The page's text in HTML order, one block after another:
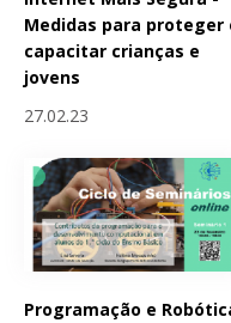
Medidas para proteger
capacitar crianças e
jovens
27.02.23
Programação e